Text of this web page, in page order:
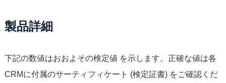
製品詳細
下記の数値はおおよその検定値 を示します。正確な値は各
CRMに付属のサーティフィケート (検定証書) をご確認くだ